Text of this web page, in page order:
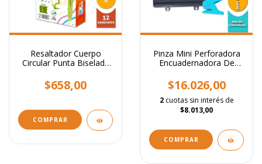
Resaltador Cuerpo
Circular Punta Biselada
$658,00
COMPRAR
Pinza Mini Perforadora
Encuadernadora De
$16.026,00
2 cuotas sin interés de
$8.013,00